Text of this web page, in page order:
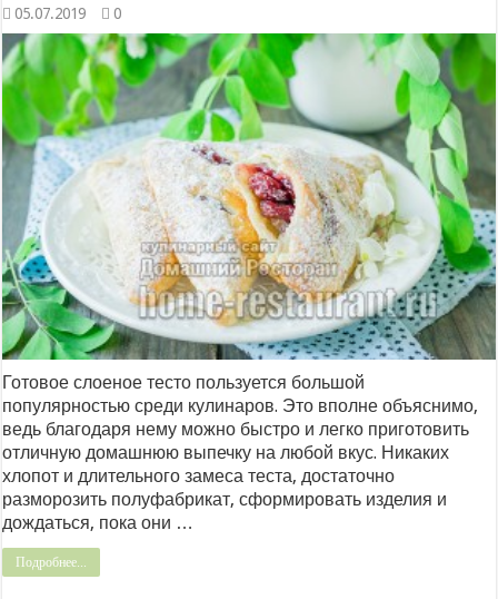
05.07.2019 0
Готовое слоеное тесто пользуется большой
популярностью среди кулинаров. Это вполне объяснимо,
ведь благодаря нему можно быстро и легко приготовить
отличную домашнюю выпечку на любой вкус. Никаких
хлопот и длительного замеса теста, достаточно
разморозить полуфабрикат, сформировать изделия и
дождаться, пока они …
Подробнее...